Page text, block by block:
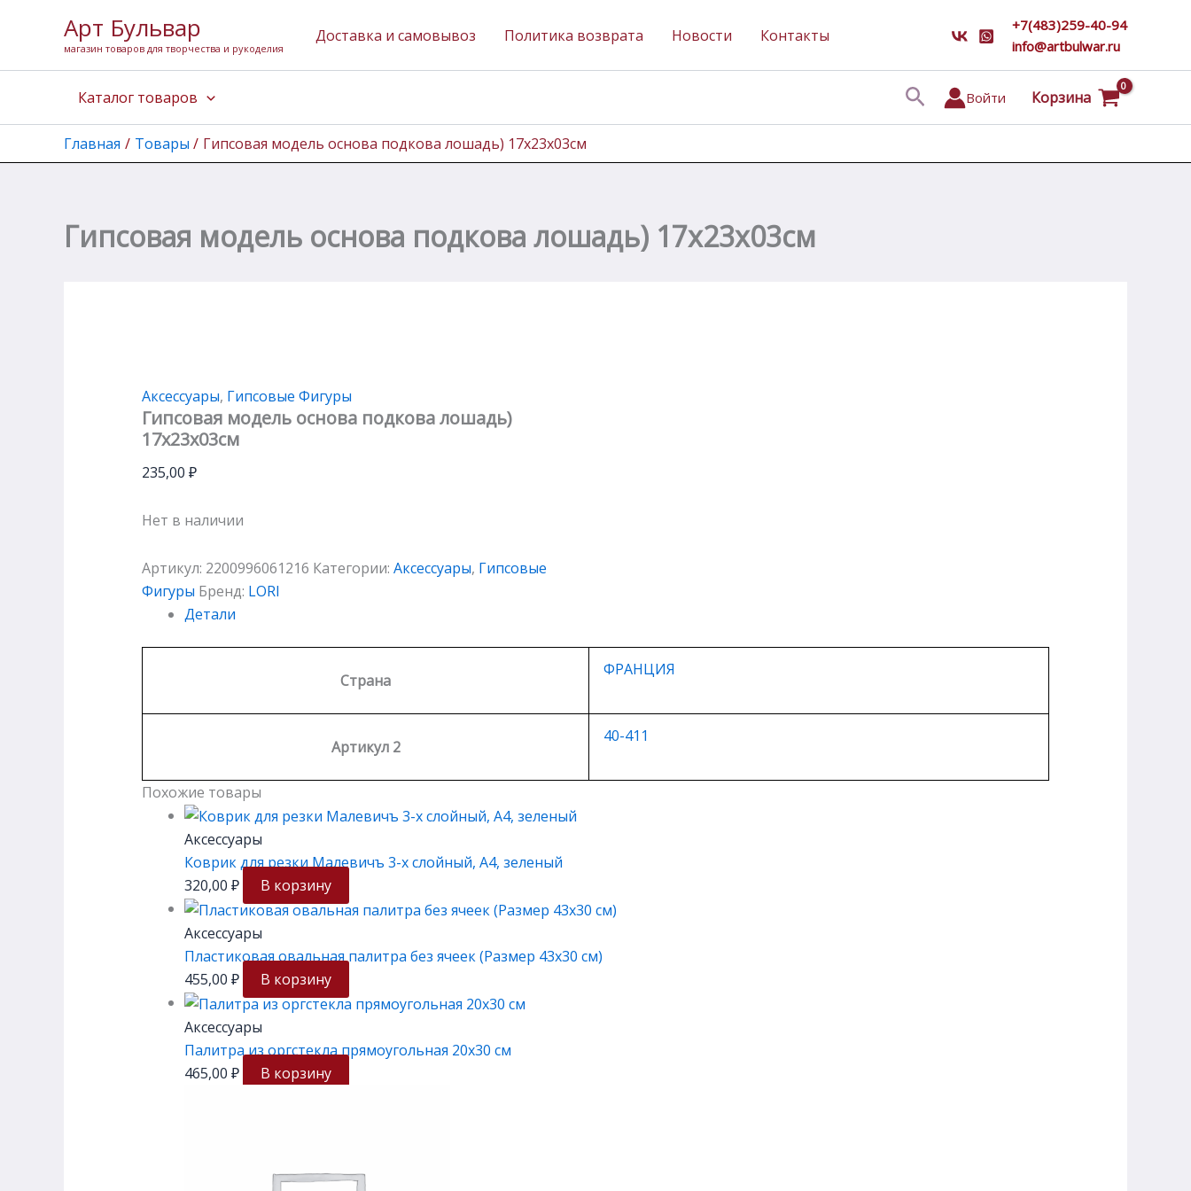
содержимому
Арт Бульвар
магазин товаров для творчества и рукоделия
Доставка и самовывоз Политика возврата Новости Контакты
+7(483)259-40-94
info@artbulwar.ru
Каталог товаров ПоискВойти Корзина
Главная Товары Гипсовая модель основа подкова лошадь) 17х23х03см
Гипсовая модель основа подкова лошадь) 17х23х03см
Аксессуары, Гипсовые Фигуры
Гипсовая модель основа подкова лошадь)
17х23х03см
235,00 ₽
Нет в наличии
Артикул: 2200996061216 Категории: Аксессуары, Гипсовые
Фигуры Бренд: LORI
Детали
Страна
ФРАНЦИЯ
Артикул 2
40-411
Похожие товары
Аксессуары
Коврик для резки Малевичъ 3-х слойный, А4, зеленый
320,00 ₽ В корзину
Аксессуары
Пластиковая овальная палитра без ячеек (Размер 43х30 см)
455,00 ₽ В корзину
Аксессуары
Палитра из оргстекла прямоугольная 20х30 см
465,00 ₽ В корзину